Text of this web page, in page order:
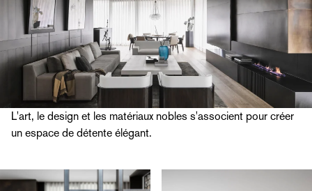
L'art, le design et les matériaux nobles s'associent pour créer
un espace de détente élégant.